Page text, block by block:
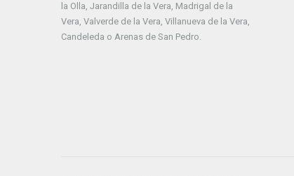
la Olla, Jarandilla de la Vera, Madrigal de la
Vera, Valverde de la Vera, Villanueva de la Vera,
Candeleda o Arenas de San Pedro.